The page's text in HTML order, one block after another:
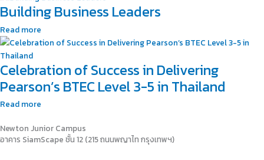
Building Business Leaders
Read more
Celebration of Success in Delivering
Pearson’s BTEC Level 3-5 in Thailand
Read more
Newton Junior Campus
อาคาร SiamScape ชั้น 12 (215 ถนนพญาไท กรุงเทพฯ)